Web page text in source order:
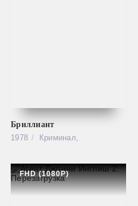
Бриллиант
1978
Криминал,
FHD (1080P)